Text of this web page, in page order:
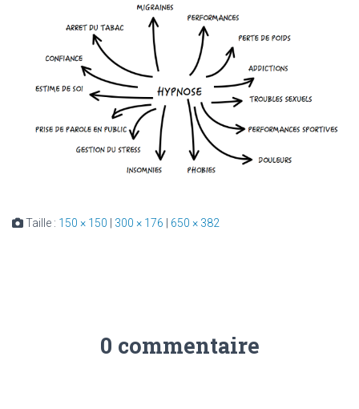
Taille : 150 × 150 300 × 176 650 × 382
0 commentaire